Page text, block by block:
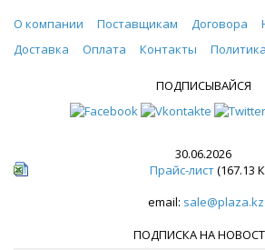
О компании Поставщикам Договора
Доставка
Оплата Контакты
ПОДПИСЫВАЙСЯ
30.06.2026
Прайс-лист(167.13
email: sale@plaza.kz
ПОДПИСКА НА